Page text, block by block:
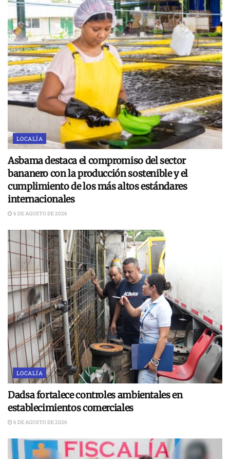
LOCALÍA
Asbama destaca el compromiso del sector
bananero con la producción sostenible y el
cumplimiento de los más altos estándares
internacionales
6 DE AGOSTO DE 2026
LOCALÍA
Dadsa fortalece controles ambientales en
establecimientos comerciales
6 DE AGOSTO DE 2026